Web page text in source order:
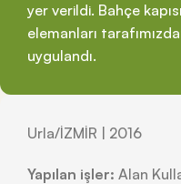
yer verildi. Bahçe
elemanları
uygulandı.
Urla/İZMİR | 2016
Yapılan işler: Alan